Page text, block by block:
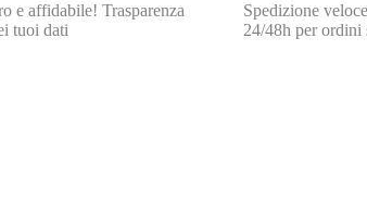
e affidabile! Trasparenza
tuoi dati
Spedizione
24/48h per ordini